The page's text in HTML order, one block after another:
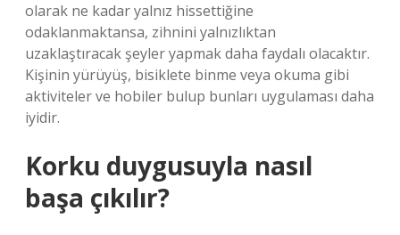
olarak ne kadar yalnız hissettiğine
odaklanmaktansa, zihnini yalnızlıktan
uzaklaştıracak şeyler yapmak daha faydalı olacaktır.
Kişinin yürüyüş, bisiklete binme veya okuma gibi
aktiviteler ve hobiler bulup bunları uygulaması daha
iyidir.
Korku duygusuyla nasıl
başa çıkılır?